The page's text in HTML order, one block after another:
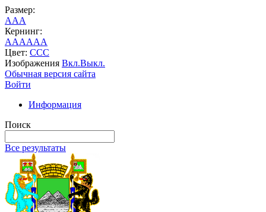
Размер:
AAA
Кернинг:
AAAAAA
Цвет: CCC
Изображения Вкл.Выкл.
Обычная версия сайта
Войти
Информация
Поиск
Все результаты